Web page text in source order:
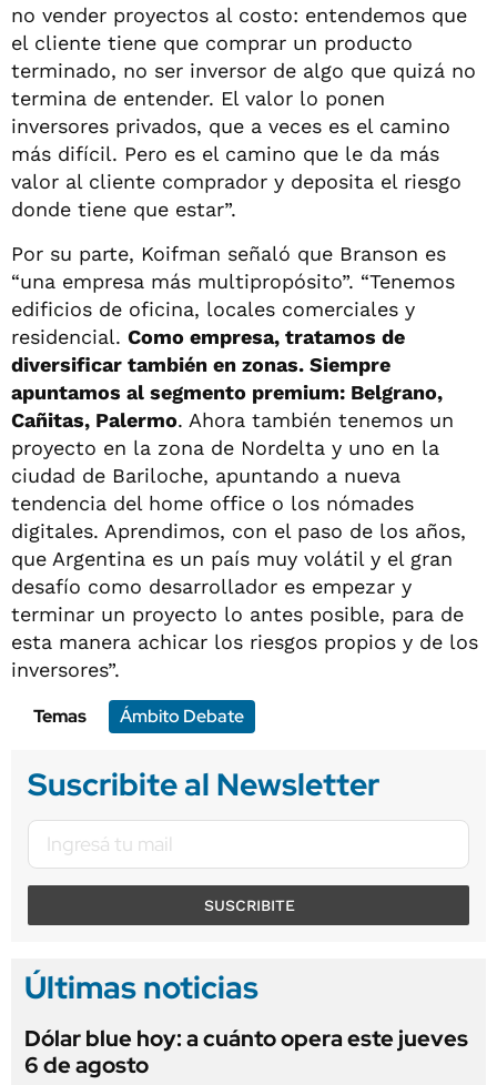
no vender proyectos al costo: entendemos que
el cliente tiene que comprar un producto
terminado, no ser inversor de algo que quizá no
termina de entender. El valor lo ponen
inversores privados, que a veces es el camino
más difícil. Pero es el camino que le da más
valor al cliente comprador y deposita el riesgo
donde tiene que estar”.
Por su parte, Koifman señaló que Branson es
“una empresa más multipropósito”. “Tenemos
edificios de oficina, locales comerciales y
residencial. Como empresa, tratamos de
diversificar también en zonas. Siempre
apuntamos al segmento premium: Belgrano,
Cañitas, Palermo. Ahora también tenemos un
proyecto en la zona de Nordelta y uno en la
ciudad de Bariloche, apuntando a nueva
tendencia del home office o los nómades
digitales. Aprendimos, con el paso de los años,
que Argentina es un país muy volátil y el gran
desafío como desarrollador es empezar y
terminar un proyecto lo antes posible, para de
esta manera achicar los riesgos propios y de los
inversores”.
Temas
Ámbito Debate
Suscribite al Newsletter
SUSCRIBITE
Últimas noticias
Dólar blue hoy: a cuánto opera este jueves
6 de agosto